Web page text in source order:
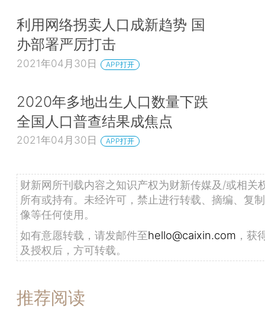
利用网络拐卖人口成新趋势 国
办部署严厉打击
2021年04月30日 APP打开
2020年多地出生人口数量下跌
全国人口普查结果成焦点
2021年04月30日 APP打开
财新网所刊载内容之知识产权为财新传媒及/或相关
所有或持有。未经许可，禁止进行转载、摘编、复
像等任何使用。
如有意愿转载，请发邮件至hello@caixin.com ，获
及授权后，方可转载。
推荐阅读